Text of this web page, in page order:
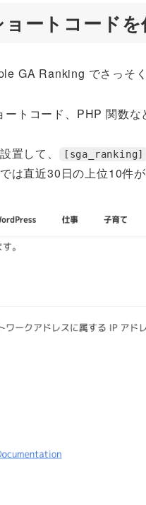
ートコードを
GA Ranking でさっそ
トコード、PHP 関数な
置して、 [sga_ranking]
は直近30日の上位10件が